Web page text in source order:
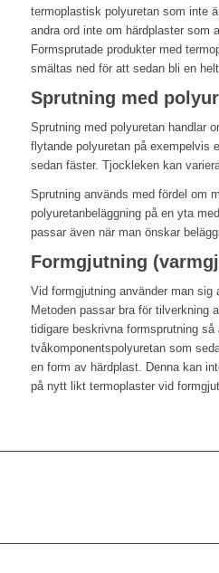
termoplastisk polyuretan som inte
andra ord inte om härdplaster som
Formsprutade produkter med
smältas ned för att sedan bli en
Sprutning med
Sprutning med polyuretan handlar
flytande polyuretan på exempelvis
sedan fäster. Tjockleken kan
Sprutning används med fördel om
polyuretanbeläggning på en yta
passar även när man önskar
Formgjutning
Vid formgjutning använder man sig
Metoden passar bra för tilverkning
tidigare beskrivna formsprutning så
tvåkomponentspolyuretan som
en form av härdplast. Denna kan
på nytt likt termoplaster vid